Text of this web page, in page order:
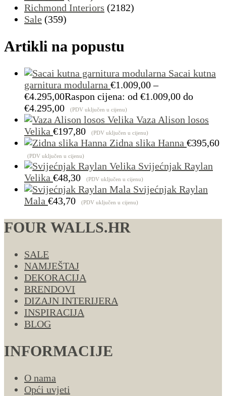
Richmond Interiors (2182)
Sale (359)
Artikli na popustu
Sacai kutna
garnitura modularna €1.009,00 –
€4.295,00Raspon cijena: od €1.009,00 do
€4.295,00
(PDV uključen u cijenu)
Vaza Alison losos
Velika €197,80 (PDV uključen u cijenu)
Zidna slika Hanna €395,60
(PDV uključen u cijenu)
Svijećnjak Raylan
Velika €48,30 (PDV uključen u cijenu)
Svijećnjak Raylan
Mala €43,70 (PDV uključen u cijenu)
FOUR WALLS.HR
SALE
NAMJEŠTAJ
DEKORACIJA
BRENDOVI
DIZAJN INTERIJERA
INSPIRACIJA
BLOG
INFORMACIJE
O nama
Opći uvjeti